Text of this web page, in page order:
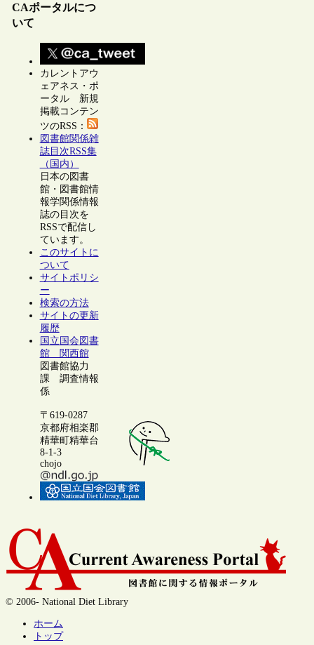
CAポータルにつ
いて
カレントアウ
ェアネス・ポ
ータル 新規
掲載コンテン
ツのRSS：
図書館関係雑
誌目次RSS集
（国内）
日本の図書
館・図書館情
報学関係情報
誌の目次を
RSSで配信し
ています。
このサイトに
ついて
サイトポリシ
ー
検索の方法
サイトの更新
履歴
国立国会図書
館 関西館
図書館協力
課 調査情報
係
〒619-0287
京都府相楽郡
精華町精華台
8-1-3
chojo
© 2006- National Diet Library
ホーム
トップ